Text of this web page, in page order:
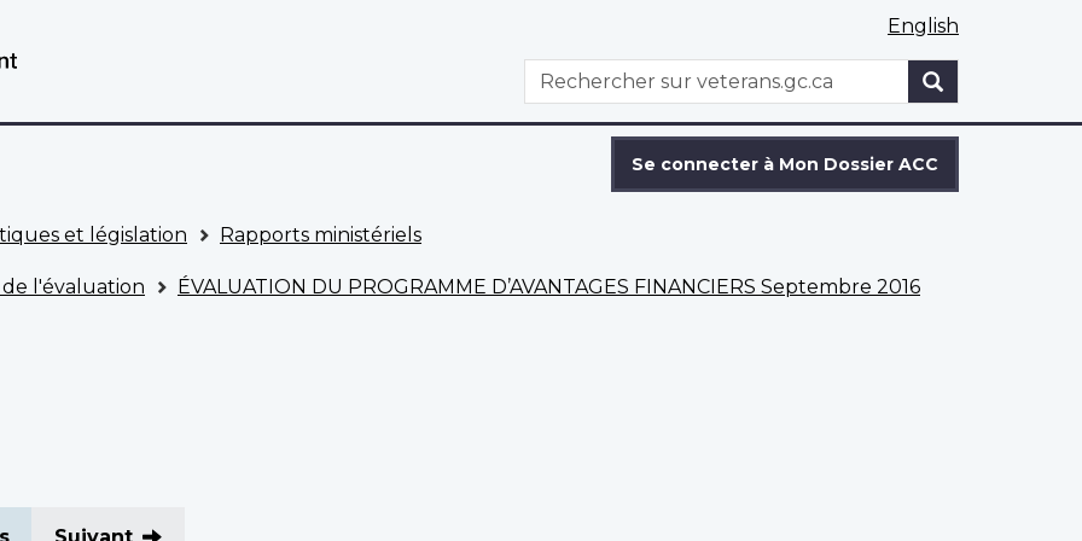
English
WxT
Search
Rechercher
Se connecter à Mon Dossier ACC
et législation Rapports ministériels
l'évaluation ÉVALUATION DU PROGRAMME D’AVANTAGES FINANCIERS Septembre 2016